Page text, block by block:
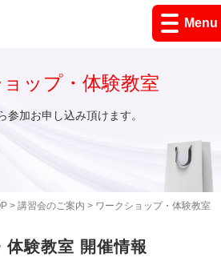
Menu
> 講習会のご案内 > ワークショップ・体験教室
ップ・体験教室
参加お申し込み頂けます。
体験教室 開催情報